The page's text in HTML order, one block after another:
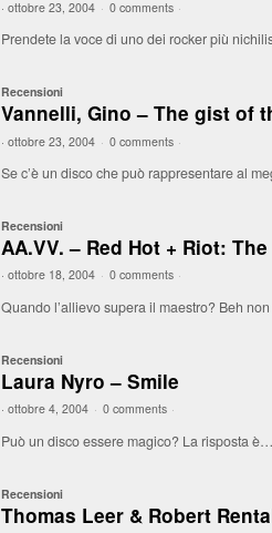
· ottobre 23, 2004 · 0 comments ·
Prendete la voce di uno dei rocker più
Recensioni
Vannelli, Gino – The gist of
· ottobre 23, 2004 · 0 comments ·
Se c’è un disco che può rappresentare al
Recensioni
AA.VV. – Red Hot + Riot:
· ottobre 18, 2004 · 0 comments ·
Quando l’allievo supera il maestro? Beh
Recensioni
Laura Nyro – Smile
· ottobre 4, 2004 · 0 comments ·
Può un disco essere magico? La risposta
Recensioni
Thomas Leer & Robert